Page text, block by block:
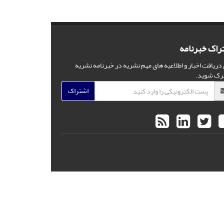
خبرنامه
دریافت اخبار و اطلاعیه های مهم نشریه در خبرنامه نشریه
شوید.
اشتراک